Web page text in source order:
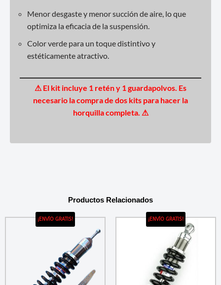
Menor desgaste y menor succión de aire, lo que
optimiza la eficacia de la suspensión.
Color verde para un toque distintivo y
estéticamente atractivo.
⚠ El kit incluye 1 retén y 1 guardapolvos. Es
necesario la compra de dos kits para hacer la
horquilla completa. ⚠
Productos Relacionados
¡ENVÍO GRATIS! ¡ENVÍO GRATIS!